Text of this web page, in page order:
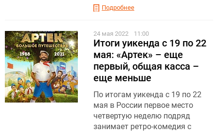
Подробнее
24 мая 2022 11:00
Итоги уикенда с 19 по 22
мая: «Артек» – еще
первый, общая касса –
еще меньше
По итогам уикенда с 19 по 22
мая в России первое место
четвертую неделю подряд
занимает ретро-комедия с